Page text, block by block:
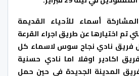
أسماء للأحياء القديمة
تم اختيارها عن طريق اجراء القرعة
فريق نادي نجاح سوس لاسماء كل
اكادير اوفلا اما نادي حسنية
المدينة الجديدة في حين حمل